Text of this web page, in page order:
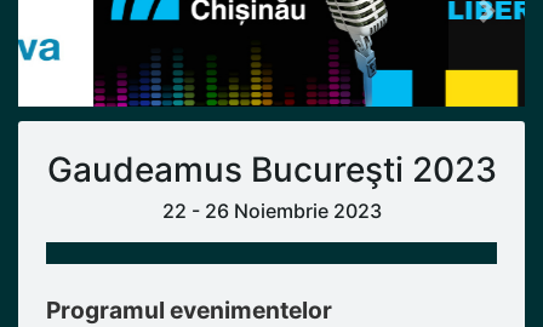
Previous Next
Gaudeamus Bucureşti 2023
22 - 26 Noiembrie 2023
Programul evenimentelor